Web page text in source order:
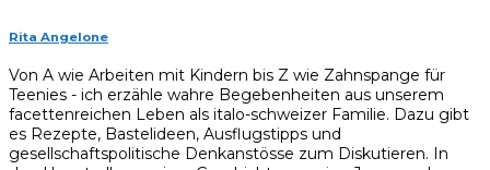
Rita Angelone
Von A wie Arbeiten mit Kindern bis Z wie Zahnspange für
Teenies - ich erzähle wahre Begebenheiten aus unserem
facettenreichen Leben als italo-schweizer Familie. Dazu gibt
es Rezepte, Bastelideen, Ausflugstipps und
gesellschaftspolitische Denkanstösse zum Diskutieren. In